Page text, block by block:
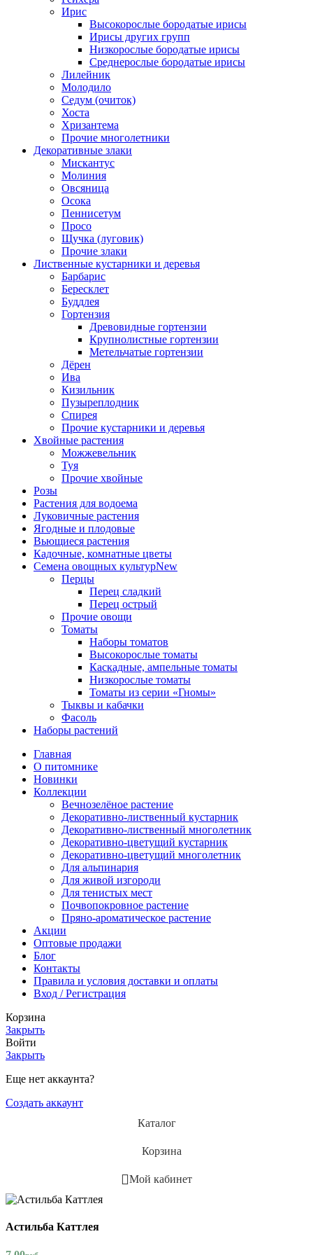
Ирис
Высокорослые бородатые ирисы
Ирисы других групп
Низкорослые бородатые ирисы
Среднерослые бородатые ирисы
Лилейник
Молодило
Седум (очиток)
Хоста
Хризантема
Прочие многолетники
Декоративные злаки
Мискантус
Молиния
Овсяница
Осока
Пеннисетум
Просо
Щучка (луговик)
Прочие злаки
Лиственные кустарники и деревья
Барбарис
Бересклет
Буддлея
Гортензия
Древовидные гортензии
Крупнолистные гортензии
Метельчатые гортензии
Дёрен
Ива
Кизильник
Пузыреплодник
Спирея
Прочие кустарники и деревья
Хвойные растения
Можжевельник
Туя
Прочие хвойные
Розы
Растения для водоема
Луковичные растения
Ягодные и плодовые
Вьющиеся растения
Кадочные, комнатные цветы
Семена овощных культурNew
Перцы
Перец сладкий
Перец острый
Прочие овощи
Томаты
Наборы томатов
Высокорослые томаты
Каскадные, ампельные томаты
Низкорослые томаты
Томаты из серии «Гномы»
Тыквы и кабачки
Фасоль
Наборы растений
Главная
О питомнике
Новинки
Коллекции
Вечнозелёное растение
Декоративно-лиственный кустарник
Декоративно-лиственный многолетник
Декоративно-цветущий кустарник
Декоративно-цветущий многолетник
Для альпинария
Для живой изгороди
Для тенистых мест
Почвопокровное растение
Пряно-ароматическое растение
Акции
Оптовые продажи
Блог
Контакты
Правила и условия доставки и оплаты
Вход / Регистрация
Корзина
Закрыть
Войти
Закрыть
Еще нет аккаунта?
Создать аккаунт
Каталог
Корзина
Мой кабинет
Астильба Каттлея